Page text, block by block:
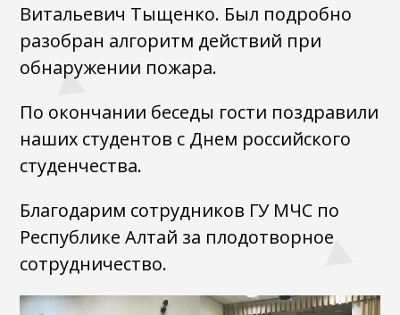
Витальевич Тыщенко. Был подробно
разобран алгоритм действий при
обнаружении пожара.
По окончании беседы гости поздравили
наших студентов с Днем российского
студенчества.
Благодарим сотрудников ГУ МЧС по
Республике Алтай за плодотворное
сотрудничество.